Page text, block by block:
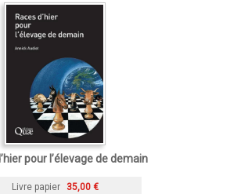
pour l’élevage de demain
Livre papier 35,00 €